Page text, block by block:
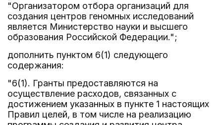
"Организатором отбора организаций для
создания центров геномных исследований
является Министерство науки и высшего
образования Российской Федерации.";
дополнить пунктом 6(1) следующего
содержания:
"6(1). Гранты предоставляются на
осуществление расходов, связанных с
достижением указанных в пункте 1 настоящих
Правил целей, в том числе на реализацию